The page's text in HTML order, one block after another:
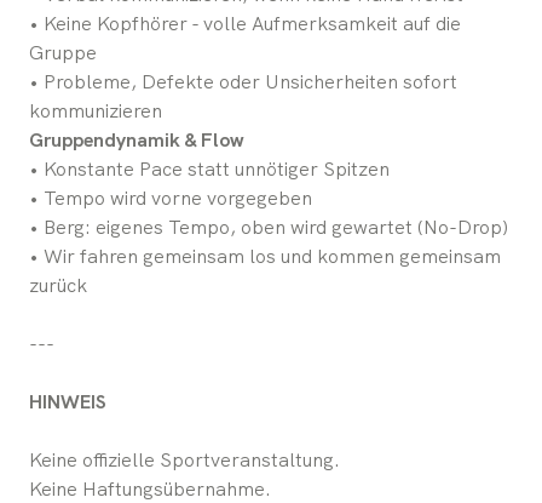
• Keine Kopfhörer - volle Aufmerksamkeit auf die
Gruppe
• Probleme, Defekte oder Unsicherheiten sofort
kommunizieren
Gruppendynamik & Flow
• Konstante Pace statt unnötiger Spitzen
• Tempo wird vorne vorgegeben
• Berg: eigenes Tempo, oben wird gewartet (No-Drop)
• Wir fahren gemeinsam los und kommen gemeinsam
zurück
---
HINWEIS
Keine offizielle Sportveranstaltung.
Keine Haftungsübernahme.